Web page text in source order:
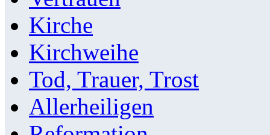
Kirche
Kirchweihe
Tod, Trauer, Trost
Allerheiligen